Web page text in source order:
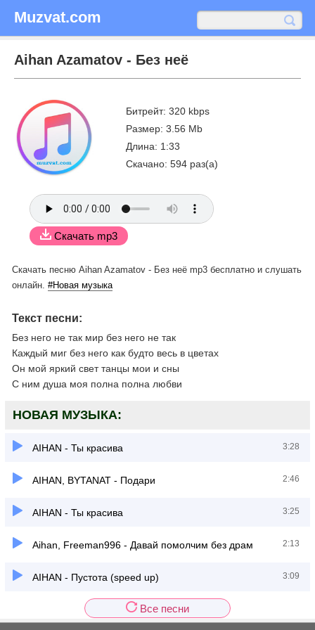
Muzvat.com
Aihan Azamatov - Без неё
Битрейт: 320 kbps
Размер: 3.56 Mb
Длина: 1:33
Скачано: 594 раз(а)
Скачать mp3
Скачать песню Aihan Azamatov - Без неё mp3 бесплатно и слушать
онлайн. #Новая музыка
Текст песни:
Без него не так мир без него не так
Каждый миг без него как будто весь в цветах
Он мой яркий свет танцы мои и сны
С ним душа моя полна полна любви
НОВАЯ МУЗЫКА:
AIHAN - Ты красива 3:28
AIHAN, BYTANAT - Подари 2:46
AIHAN - Ты красива 3:25
Aihan, Freeman996 - Давай помолчим без драм 2:13
AIHAN - Пустота (speed up) 3:09
Все песни